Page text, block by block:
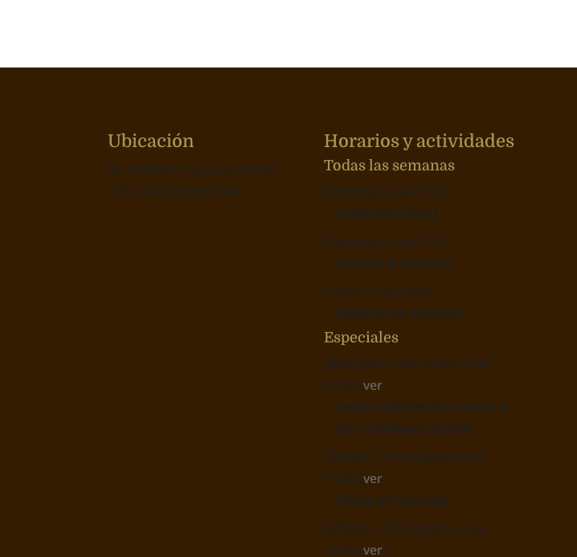
Ubicación
Av. Américo Vespucio Norte
178, Las Condes, Chile.
Horarios y actividades
Todas las semanas
Domingo, a las 11:00
Culto Dominical
Domingo, a las 11:15
Escuela Dominical
Jueves, a las 20:00
Reunión de Oración
Especiales
Miércoles, 9 de agosto a las
19:30 (ver)
Sesión informativa anual a
los miembros activos
Sábado, 12 de agosto a las
16:00 (ver)
Unión de Varones
Sábado, 19 de agosto a las
16:00 (ver)